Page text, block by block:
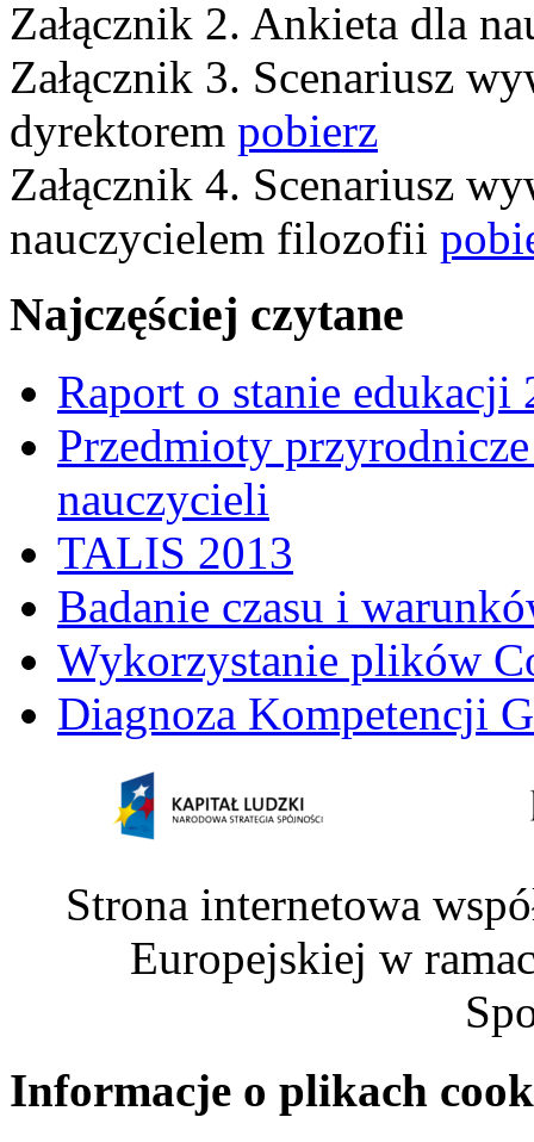
Załącznik 2. Ankieta dla
Załącznik 3. Scenariusz
dyrektorem pobierz
Załącznik 4. Scenariusz
nauczycielem filozofii
Najczęściej czytane
Raport o stanie edukacji
Przedmioty
nauczycieli
TALIS 2013
Badanie czasu i
Wykorzystanie plików
Diagnoza Kompetencji
Strona internetowa
Europejskiej w
Informacje o plikach